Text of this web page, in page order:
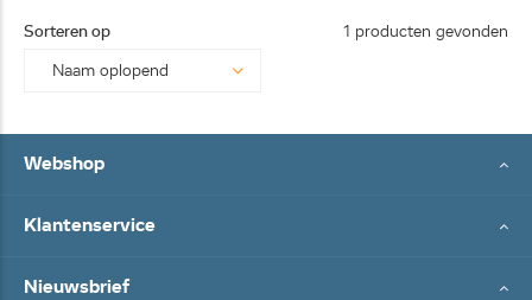
Sorteren op 1 producten gevonden
Webshop
Klantenservice
Nieuwsbrief